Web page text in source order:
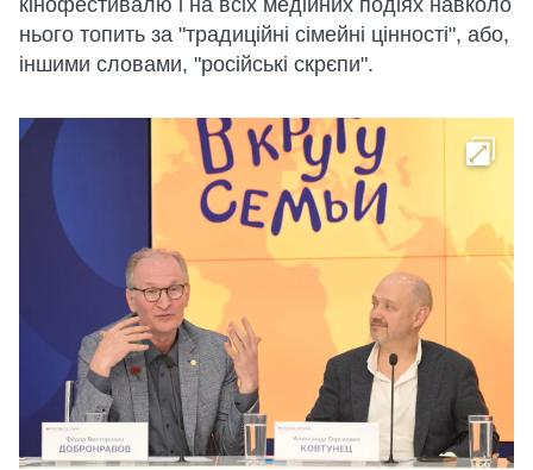
кінофестивалю і на всіх медійних подіях навколо
нього топить за "традиційні сімейні цінності", або,
іншими словами, "російські скрєпи".